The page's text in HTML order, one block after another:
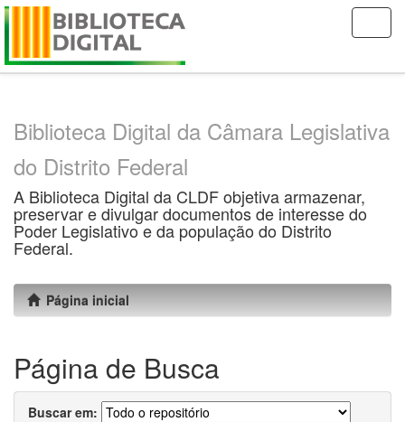
Skip
Biblioteca Digital da Câmara Legislativa
do Distrito Federal
A Biblioteca Digital da CLDF objetiva armazenar,
preservar e divulgar documentos de interesse do
Poder Legislativo e da população do Distrito
Federal.
Página inicial
Página de Busca
Buscar em: